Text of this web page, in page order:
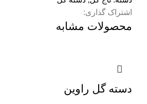
اشتراک گذاری:
محصولات مشابه
دسته گل راوین